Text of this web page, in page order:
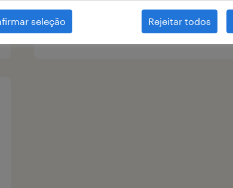
publicado em 7 agosto 2026
seleção Rejeitar todos